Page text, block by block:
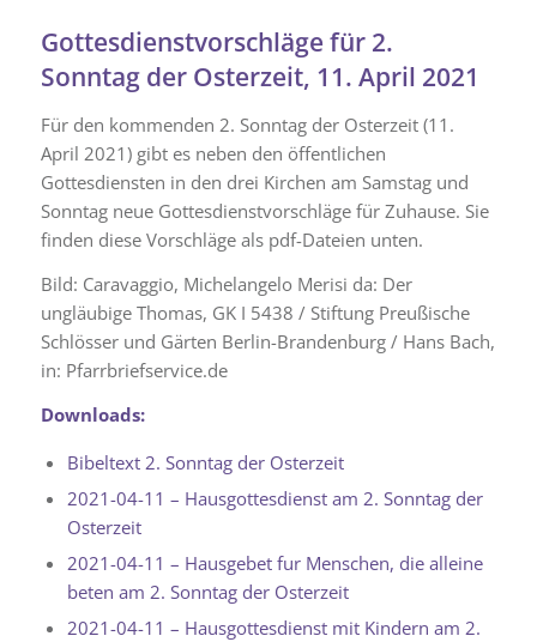
Gottesdienstvorschläge für 2.
Sonntag der Osterzeit, 11. April 2021
Für den kommenden 2. Sonntag der Osterzeit (11.
April 2021) gibt es neben den öffentlichen
Gottesdiensten in den drei Kirchen am Samstag und
Sonntag neue Gottesdienstvorschläge für Zuhause. Sie
finden diese Vorschläge als pdf-Dateien unten.
Bild: Caravaggio, Michelangelo Merisi da: Der
ungläubige Thomas, GK I 5438 / Stiftung Preußische
Schlösser und Gärten Berlin-Brandenburg / Hans Bach,
in: Pfarrbriefservice.de
Downloads:
Bibeltext 2. Sonntag der Osterzeit
2021-04-11 – Hausgottesdienst am 2. Sonntag der
Osterzeit
2021-04-11 – Hausgebet fur Menschen, die alleine
beten am 2. Sonntag der Osterzeit
2021-04-11 – Hausgottesdienst mit Kindern am 2.